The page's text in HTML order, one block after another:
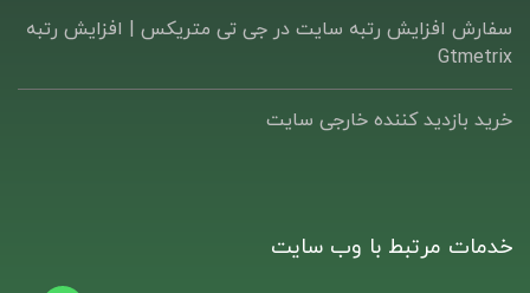
سفارش افزایش رتبه سایت در جی تی متریکس | افزایش رتبه
Gtmetrix
خرید بازدید کننده خارجی سایت
خدمات مرتبط با وب سایت